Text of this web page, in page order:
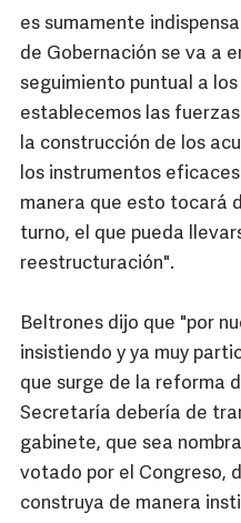
es sumamente
de Gobernación se va a
seguimiento puntual a
establecemos las
la construcción de los
los instrumentos
manera que esto tocará
turno, el que pueda
reestructuración".
Beltrones dijo que "por
insistiendo y ya muy
que surge de la reforma
Secretaría debería de
gabinete, que sea
votado por el Congreso,
construya de manera